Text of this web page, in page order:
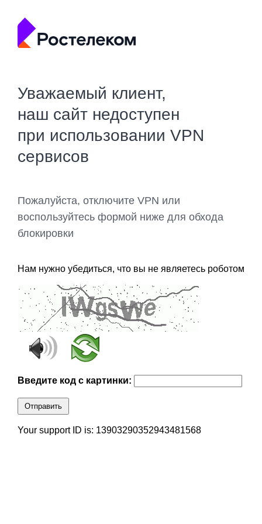
Уважаемый клиент,
наш сайт недоступен
при использовании VPN
сервисов
Пожалуйста, отключите VPN или
воспользуйтесь формой ниже для обхода
блокировки
Нам нужно убедиться, что вы не являетесь роботом
Введите код с картинки:
Отправить
Your support ID is: 13903290352943481568